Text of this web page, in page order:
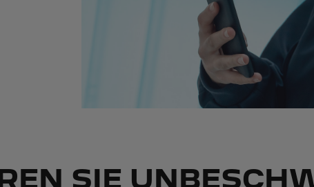
Planer: Planen Sie Ihre Route unter Berücksichtigung der
Reichweite der Batterie und der Ladestationen
SIE